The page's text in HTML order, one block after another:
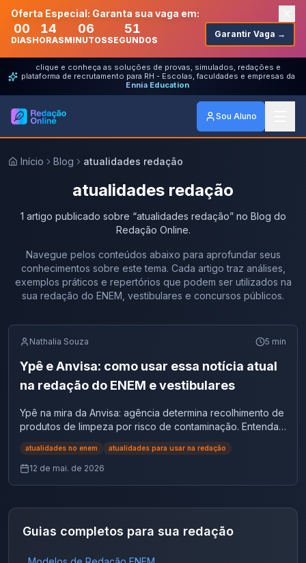
Oferta Especial: Garanta sua vaga em:
00
DIAS
14
HORAS
06
MINUTOS
51
SEGUNDOS
Garantir Vaga →
clique e conheça as soluções de provas, simulados, redações e
plataforma de recrutamento para RH - Escolas, faculdades e empresas da
Ennia Education
Sou Aluno
Início Blog atualidades redação
atualidades redação
1 artigo publicado sobre “atualidades redação” no Blog do
Redação Online.
Navegue pelos conteúdos abaixo para aprofundar seus
conhecimentos sobre este tema. Cada artigo traz análises,
exemplos práticos e repertórios que podem ser utilizados na
sua redação do ENEM, vestibulares e concursos públicos.
Nathalia Souza 5 min
Ypê e Anvisa: como usar essa notícia atual
na redação do ENEM e vestibulares
Ypê na mira da Anvisa: agência determina recolhimento de
produtos de limpeza por risco de contaminação. Entenda
o caso e veja como usá-lo como repertório em redações
sobre defesa do consumidor.
atualidades no enem atualidades para usar na redação
12 de mai. de 2026
Guias completos para sua redação